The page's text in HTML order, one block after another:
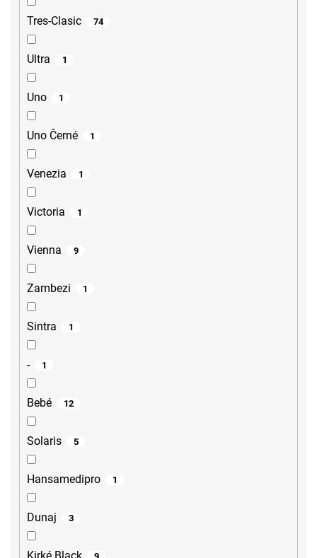
Tres-Clasic 74
Ultra 1
Uno 1
Uno Černé 1
Venezia 1
Victoria 1
Vienna 9
Zambezi 1
Sintra 1
- 1
Bebé 12
Solaris 5
Hansamedipro 1
Dunaj 3